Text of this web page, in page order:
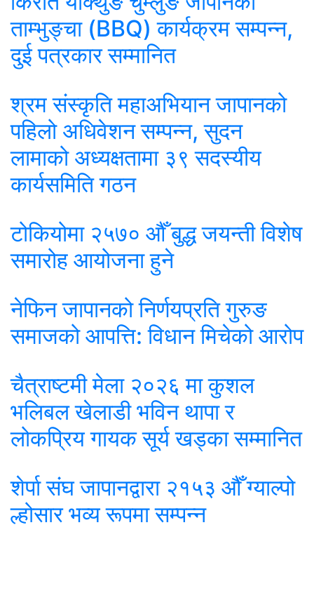
ताम्भुङ्चा (BBQ) कार्यक्रम सम्पन्न,
दुई पत्रकार सम्मानित
श्रम संस्कृति महाअभियान जापानको
पहिलो अधिवेशन सम्पन्न, सुदन
लामाको अध्यक्षतामा ३९ सदस्यीय
कार्यसमिति गठन
टोकियोमा २५७० औँ बुद्ध जयन्ती विशेष
समारोह आयोजना हुने
नेफिन जापानको निर्णयप्रति गुरुङ
समाजको आपत्ति: विधान मिचेको आरोप
चैत्राष्टमी मेला २०२६ मा कुशल
भलिबल खेलाडी भविन थापा र
लोकप्रिय गायक सूर्य खड्का सम्मानित
शेर्पा संघ जापानद्वारा २१५३ औँ ग्याल्पो
ल्होसार भव्य रूपमा सम्पन्न